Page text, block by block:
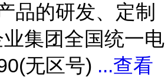
品的研发、定制
集团全国统一电
无区号) ...查看